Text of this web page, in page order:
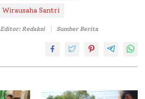
Wirausaha Santri
Editor: Redaksi Sumber Berita